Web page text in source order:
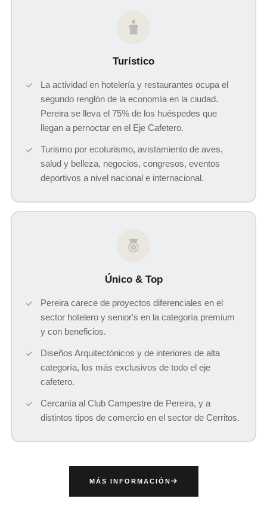
Turístico
La actividad en hotelería y restaurantes ocupa el
segundo renglón de la economía en la ciudad.
Pereira se lleva el 75% de los huéspedes que
llegan a pernoctar en el Eje Cafetero.
Turismo por ecoturismo, avistamiento de aves,
salud y belleza, negocios, congresos, eventos
deportivos a nivel nacional e internacional.
Único & Top
Pereira carece de proyectos diferenciales en el
sector hotelero y senior's en la categoría premium
y con beneficios.
Diseños Arquitectónicos y de interiores de alta
categoría, los más exclusivos de todo el eje
cafetero.
Cercanía al Club Campestre de Pereira, y a
distintos tipos de comercio en el sector de Cerritos.
MÁS INFORMACIÓN